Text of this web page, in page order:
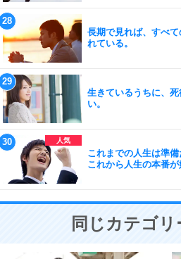
長期で見れば、すべ
れている。
生きているうちに、
い。
これまでの人生は準備
これから人生の本番が
同じカテゴ